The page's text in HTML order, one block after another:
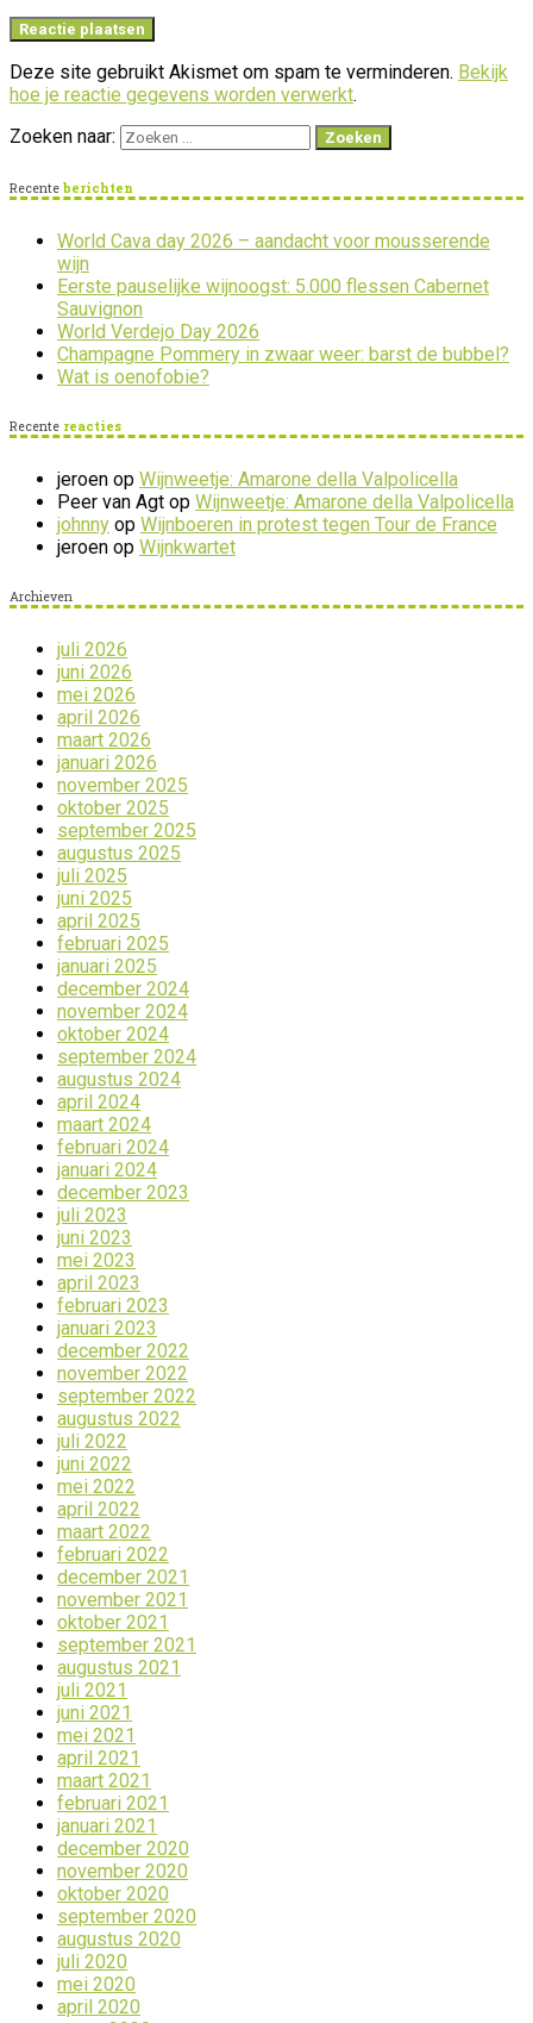
Deze site gebruikt Akismet om spam te verminderen. Bekijk
hoe je reactie gegevens worden verwerkt.
Zoeken naar:
Recente berichten
World Cava day 2026 – aandacht voor mousserende
wijn
Eerste pauselijke wijnoogst: 5.000 flessen Cabernet
Sauvignon
World Verdejo Day 2026
Champagne Pommery in zwaar weer: barst de bubbel?
Wat is oenofobie?
Recente reacties
jeroen op Wijnweetje: Amarone della Valpolicella
Peer van Agt op Wijnweetje: Amarone della Valpolicella
johnny op Wijnboeren in protest tegen Tour de France
jeroen op Wijnkwartet
Archieven
juli 2026
juni 2026
mei 2026
april 2026
maart 2026
januari 2026
november 2025
oktober 2025
september 2025
augustus 2025
juli 2025
juni 2025
april 2025
februari 2025
januari 2025
december 2024
november 2024
oktober 2024
september 2024
augustus 2024
april 2024
maart 2024
februari 2024
januari 2024
december 2023
juli 2023
juni 2023
mei 2023
april 2023
februari 2023
januari 2023
december 2022
november 2022
september 2022
augustus 2022
juli 2022
juni 2022
mei 2022
april 2022
maart 2022
februari 2022
december 2021
november 2021
oktober 2021
september 2021
augustus 2021
juli 2021
juni 2021
mei 2021
april 2021
maart 2021
februari 2021
januari 2021
december 2020
november 2020
oktober 2020
september 2020
augustus 2020
juli 2020
mei 2020
april 2020